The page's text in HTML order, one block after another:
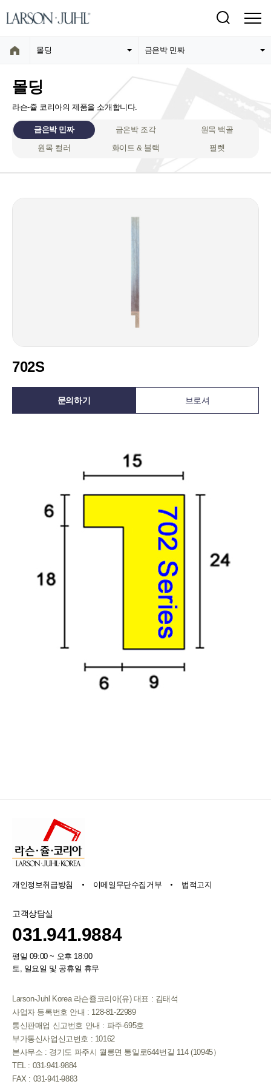
몰딩 금은박 민짜
몰딩
라슨-쥴 코리아의 제품을 소개합니다.
금은박 민짜 금은박 조각
원목 백골
원목 컬러
화이트 & 블랙 필렛
702S
문의하기 브로셔
개인정보취급방침 이메일무단수집거부 법적고지
고객상담실
031.941.9884
평일 09:00 ~ 오후 18:00
토, 일요일 및 공휴일 휴무
Larson-Juhl Korea 라슨쥴코리아(유) 대표 : 김태석
사업자 등록번호 안내 : 128-81-22989
통신판매업 신고번호 안내 : 파주-695호
부가통신사업신고번호 : 10162
본사무소 : 경기도 파주시 월롱면 통일로644번길 114 (10945）
TEL : 031-941-9884
FAX : 031-941-9883